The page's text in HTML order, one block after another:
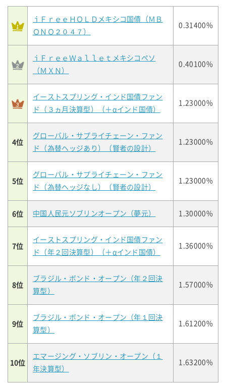
ｉＦｒｅｅＨＯＬＤメキシコ国債（ＭＢ
ＯＮＯ２０４７）
0.31400%
ｉＦｒｅｅＷａｌｌｅｔメキシコペソ
（ＭＸＮ）
0.40100%
イーストスプリング・インド国債ファン
ド（３ヵ月決算型）（＋αインド国債）
1.23000%
4位
グローバル・サプライチェーン・ファン
ド（為替ヘッジあり）（賢者の設計）
1.23000%
5位
グローバル・サプライチェーン・ファン
ド（為替ヘッジなし）（賢者の設計）
1.23000%
6位 中国人民元ソブリンオープン（夢元） 1.30000%
7位
イーストスプリング・インド国債ファン
ド（年２回決算型）（＋αインド国債）
1.36000%
8位
ブラジル・ボンド・オープン（年２回決
算型）
1.57000%
9位
ブラジル・ボンド・オープン（年１回決
算型）
1.61200%
10位
エマージング・ソブリン・オープン（１
年決算型）
1.63200%